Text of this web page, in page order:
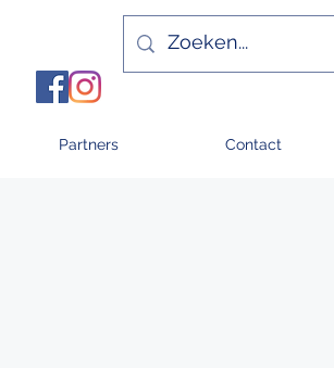
Partners Contact